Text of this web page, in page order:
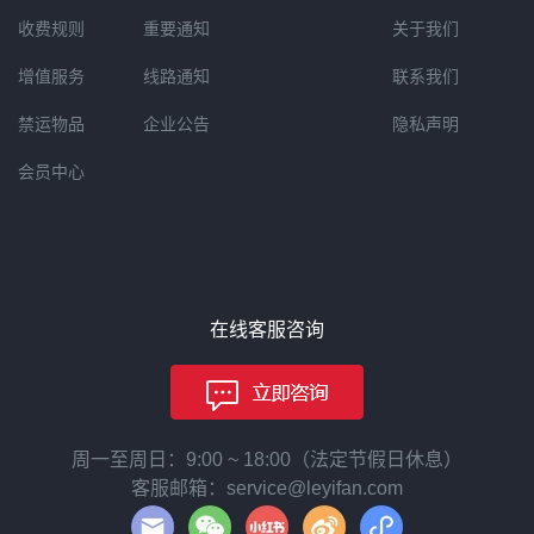
收费规则
增值服务
禁运物品
会员中心
重要通知
线路通知
企业公告
关于我们
联系我们
隐私声明
在线客服咨询
周一至周日：9:00 ~ 18:00（法定节假日休息）
客服邮箱：service@leyifan.com